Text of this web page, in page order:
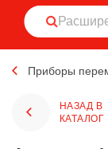
Приборы
НАЗАД В
КАТАЛОГ